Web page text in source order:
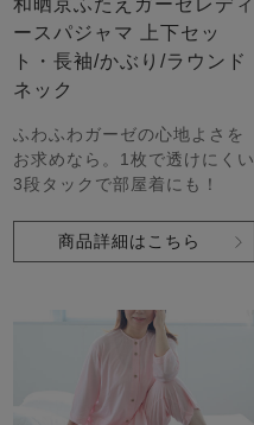
和晒京ふたえガーゼレディ
ースパジャマ 上下セッ
ト・長袖/かぶり/ラウンド
ネック
ふわふわガーゼの心地よさを
お求めなら。1枚で透けにくい
3段タックで部屋着にも！
商品詳細はこちら